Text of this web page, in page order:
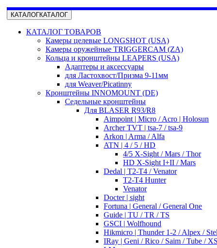
КАТАЛОГКАТАЛОГ
КАТАЛОГ ТОВАРОВ
Камеры целевые LONGSHOT (USA)
Камеры оружейные TRIGGERCAM (ZA)
Кольца и кронштейны LEAPERS (USA)
Адаптеры и аксессуары
для Ластохвост/Призма 9-11мм
для Weaver/Picatinny
Кронштейны INNOMOUNT (DE)
Седельные кронштейны
Для BLASER R93/R8
Aimpoint | Micro / Acro | Holosun
Archer TVT | tsa-7 / tsa-9
Arkon | Arma / Alfa
ATN | 4 / 5 / HD
4/5 X-Sight / Mars / Thor
HD X-Sight I+II / Mars
Dedal | T2-T4 / Venator
T2-T4 Hunter
Venator
Docter | sight
Fortuna | General / General One
Guide | TU / TR / TS
GSCI | Wolfhound
Hikmicro | Thunder 1-2 / Alpex /
IRay | Geni / Rico / Saim / Tube /